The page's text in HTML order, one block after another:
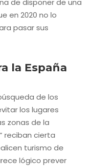
de disponer de una
en 2020 no lo
pasar sus
la España
de los
los lugares
zonas de la
reciban cierta
turismo de
lógico prever